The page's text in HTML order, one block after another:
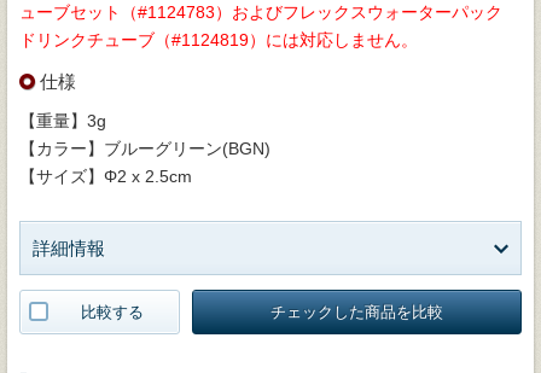
ューブセット（#1124783）およびフレックスウォーターパック
ドリンクチューブ（#1124819）には対応しません。
仕様
【重量】3g
【カラー】ブルーグリーン(BGN)
【サイズ】Φ2 x 2.5cm
詳細情報
比較する チェックした商品を比較